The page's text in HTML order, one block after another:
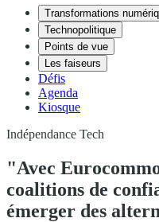
Transformations
Technopolitique
Points de vue
Les faiseurs
Défis
Agenda
Kiosque
Indépendance Tech
"Avec
coalitions de
émerger des